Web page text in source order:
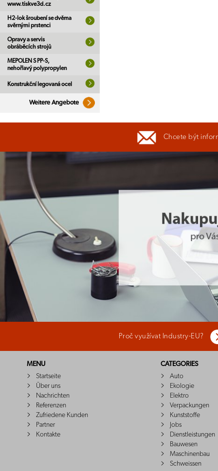
www.tiskve3d.cz
H2-lok šroubení se dvěma
svěrnými prstenci
Opravy a servis
obráběcích strojů
MEPOLEN S PP-S,
nehořlavý polypropylen
Konstrukční legovaná ocel
Weitere Angebote
Chcete být
Proč využívat Industry-EU?
MENU
Startseite
Über uns
Nachrichten
Referenzen
Zufriedene Kunden
Partner
Kontakte
CATEGORIES
Auto
Ekologie
Elektro
Verpackungen
Kunststoffe
Jobs
Dienstleistungen
Bauwesen
Maschinenbau
Schweissen